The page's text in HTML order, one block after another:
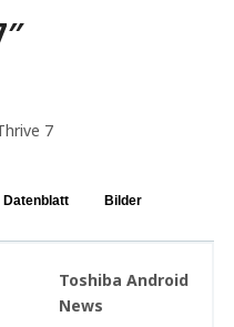
Datenblatt
Bilder
Toshiba Android
News